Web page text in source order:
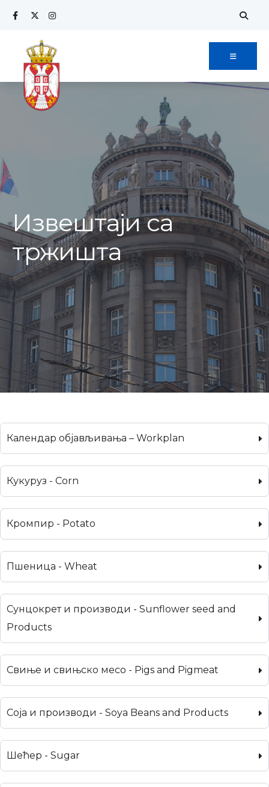
Извештаји са
тржишта
Календар објављивања – Workplan
Кукуруз - Corn
Кромпир - Potato
Пшеница - Wheat
Сунцокрет и производи - Sunflower seed and
Products
Свиње и свињско месо - Pigs and Pigmeat
Соја и производи - Soya Beans and Products
Шећер - Sugar